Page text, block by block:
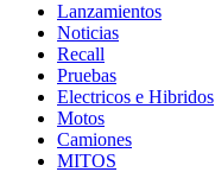
Lanzamientos
Noticias
Recall
Pruebas
Electricos e Hibridos
Motos
Camiones
MITOS